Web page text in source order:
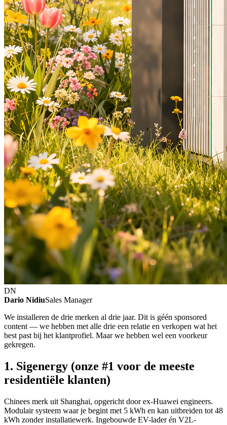
DN
Dario NidiuSales Manager
We installeren de drie merken al drie jaar. Dit is géén sponsored
content — we hebben met alle drie een relatie en verkopen wat het
best past bij het klantprofiel. Maar we hebben wel een voorkeur
gekregen.
1. Sigenergy (onze #1 voor de meeste
residentiële klanten)
Chinees merk uit Shanghai, opgericht door ex-Huawei engineers.
Modulair systeem waar je begint met 5 kWh en kan uitbreiden tot 48
kWh zonder installatiewerk. Ingebouwde EV-lader én V2L-